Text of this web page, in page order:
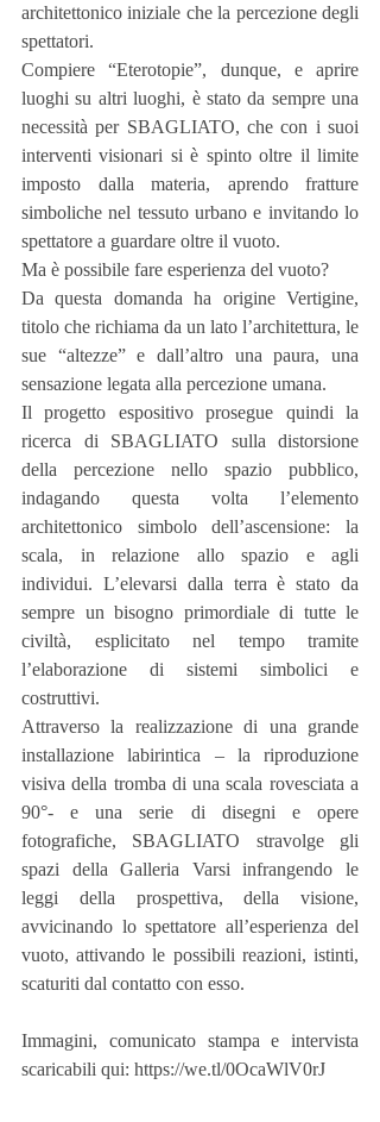
architettonico iniziale che la percezione degli
spettatori.
Compiere “Eterotopie”, dunque, e aprire
luoghi su altri luoghi, è stato da sempre una
necessità per SBAGLIATO, che con i suoi
interventi visionari si è spinto oltre il limite
imposto dalla materia, aprendo fratture
simboliche nel tessuto urbano e invitando lo
spettatore a guardare oltre il vuoto.
Ma è possibile fare esperienza del vuoto?
Da questa domanda ha origine Vertigine,
titolo che richiama da un lato l’architettura, le
sue “altezze” e dall’altro una paura, una
sensazione legata alla percezione umana.
Il progetto espositivo prosegue quindi la
ricerca di SBAGLIATO sulla distorsione
della percezione nello spazio pubblico,
indagando questa volta l’elemento
architettonico simbolo dell’ascensione: la
scala, in relazione allo spazio e agli
individui. L’elevarsi dalla terra è stato da
sempre un bisogno primordiale di tutte le
civiltà, esplicitato nel tempo tramite
l’elaborazione di sistemi simbolici e
costruttivi.
Attraverso la realizzazione di una grande
installazione labirintica – la riproduzione
visiva della tromba di una scala rovesciata a
90°- e una serie di disegni e opere
fotografiche, SBAGLIATO stravolge gli
spazi della Galleria Varsi infrangendo le
leggi della prospettiva, della visione,
avvicinando lo spettatore all’esperienza del
vuoto, attivando le possibili reazioni, istinti,
scaturiti dal contatto con esso.
Immagini, comunicato stampa e intervista
scaricabili qui: https://we.tl/0OcaWlV0rJ